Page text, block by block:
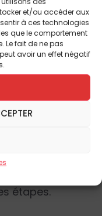
et/ou accéder aux
à ces technologies
que le comportement
Le fait de ne pas
avoir un effet négatif
et en
donc en
d’une
symbolise
et,
elle est
motif à
et la
étapes.